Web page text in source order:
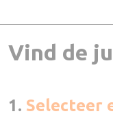
Vind de
1. Selecteer